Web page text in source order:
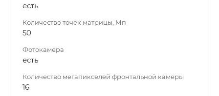
есть
Количество точек матрицы, Мп
50
Фотокамера
есть
Количество мегапикселей фронтальной камеры
16